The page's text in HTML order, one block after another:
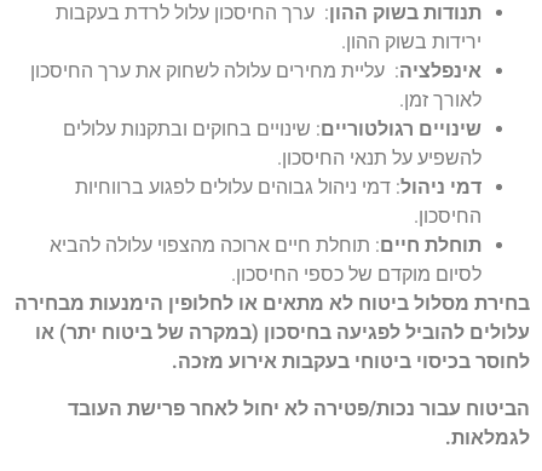
תנודות בשוק ההון: ערך החיסכון עלול לרדת בעקבות
ירידות בשוק ההון.
אינפלציה: עליית מחירים עלולה לשחוק את ערך החיסכון
לאורך זמן.
שינויים רגולטוריים: שינויים בחוקים ובתקנות עלולים
להשפיע על תנאי החיסכון.
דמי ניהול: דמי ניהול גבוהים עלולים לפגוע ברווחיות
החיסכון.
תוחלת חיים: תוחלת חיים ארוכה מהצפוי עלולה להביא
לסיום מוקדם של כספי החיסכון.
בחירת מסלול ביטוח לא מתאים או לחלופין הימנעות מבחירה
עלולים להוביל לפגיעה בחיסכון (במקרה של ביטוח יתר) או
לחוסר בכיסוי ביטוחי בעקבות אירוע מזכה.
הביטוח עבור נכות/פטירה לא יחול לאחר פרישת העובד
לגמלאות.